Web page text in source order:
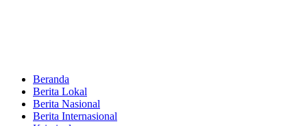
Beranda
Berita Lokal
Berita Nasional
Berita Internasional